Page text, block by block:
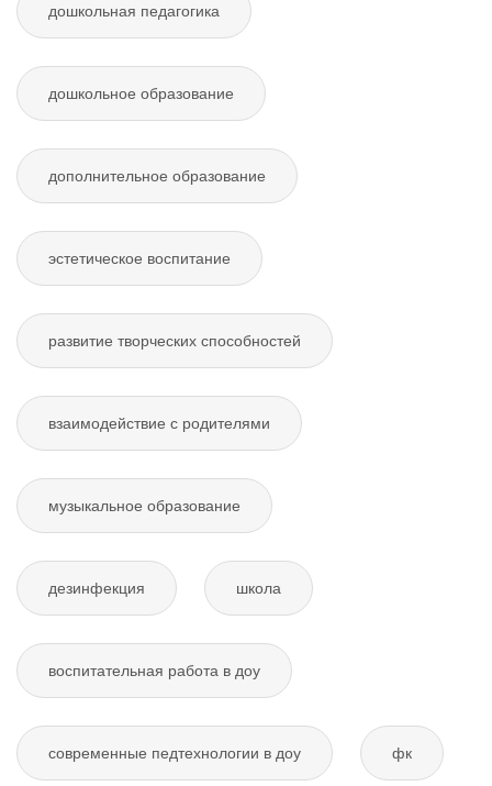
дошкольная педагогика
дошкольное образование
дополнительное образование
эстетическое воспитание
развитие творческих способностей
взаимодействие с родителями
музыкальное образование
дезинфекция школа
воспитательная работа в доу
современные педтехнологии в доу фк